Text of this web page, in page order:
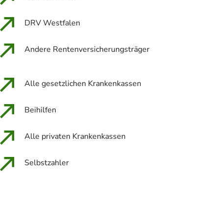
DRV Westfalen
Andere Rentenversicherungsträger
Alle gesetzlichen Krankenkassen
Beihilfen
Alle privaten Krankenkassen
Selbstzahler